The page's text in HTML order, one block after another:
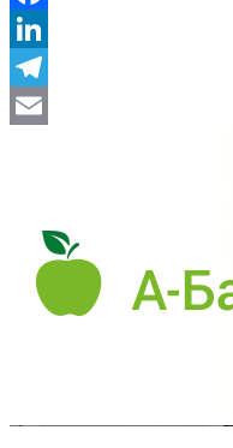
Facebook
LinkedIn
Telegram